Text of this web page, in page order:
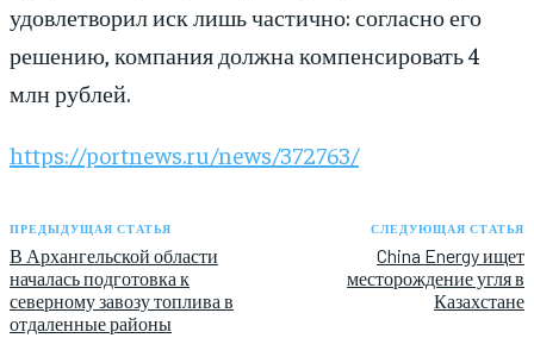
удовлетворил иск лишь частично: согласно его
решению, компания должна компенсировать 4
млн рублей.
https://portnews.ru/news/372763/
ПРЕДЫДУЩАЯ СТАТЬЯ
В Архангельской области
началась подготовка к
северному завозу топлива в
отдаленные районы
СЛЕДУЮЩАЯ СТАТЬЯ
China Energy ищет
месторождение угля в
Казахстане